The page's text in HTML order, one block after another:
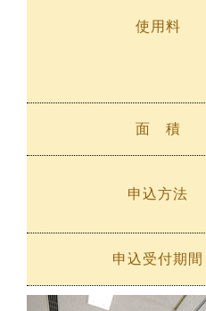
使用料
面 積
申込方法
申込受付期間